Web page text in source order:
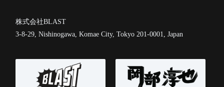
株式会社BLAST
3-8-29, Nishinogawa, Komae City, Tokyo 201-0001, Japan